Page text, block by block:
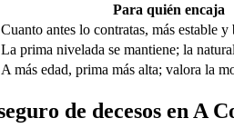
Para quién encaja
Cuanto antes lo contratas, más estable y
La prima nivelada se mantiene; la
A más edad, prima más alta; valora la
de decesos en A